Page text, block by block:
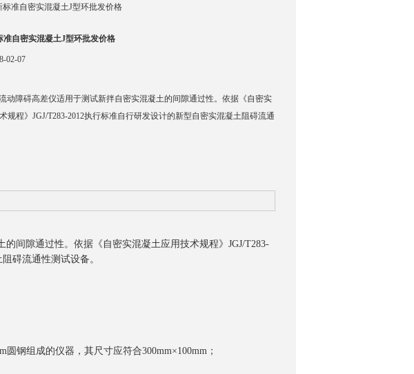
标准自密实混凝土J型环批发价格
准自密实混凝土J型环批发价格
02-07
动障碍高差仪适用于测试新拌自密实混凝土的间隙通过性。依据《自密实
规程》JGJ/T283-2012执行标准自行研发设计的新型自密实混凝土阻碍流通
间隙通过性。依据《自密实混凝土应用技术规程》JGJ/T283-
碍流通性测试设备。
钢组成的仪器，其尺寸应符合300mm×100mm；